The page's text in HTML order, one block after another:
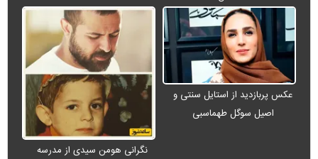
عکس پربازدید از استایل سنتی و
اصیل سوگل طهماسبی
نگرانی هومن سیدی از مدرسه